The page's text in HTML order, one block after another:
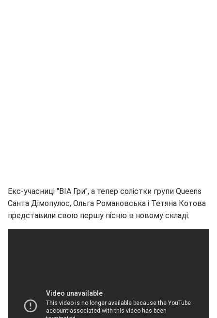
Екс-учасниці "ВІА Гри", а тепер солістки групи Queens
Санта Дімопулос, Ольга Романовська і Тетяна Котова
представили свою першу пісню в новому складі.